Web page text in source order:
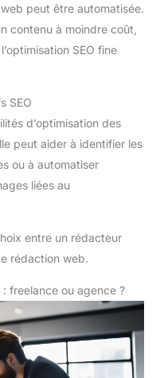
peut être automatisée.
contenu à moindre coût,
SEO fine
SEO
d’optimisation des
peut aider à identifier les
ou à automatiser
liées au
entre un rédacteur
rédaction web.
freelance ou agence ?